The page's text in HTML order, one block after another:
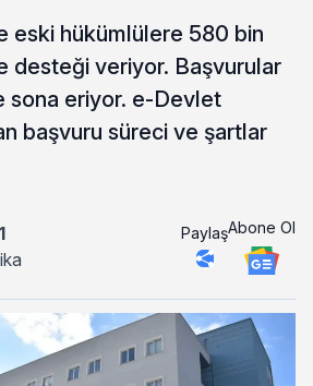
eski hükümlülere 580 bin
desteği veriyor. Başvurular
sona eriyor. e-Devlet
başvuru süreci ve şartlar
PaylaşAbone Ol